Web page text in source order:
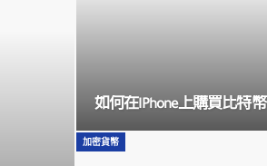
如何在iPhone上購買比特幣
加密貨幣